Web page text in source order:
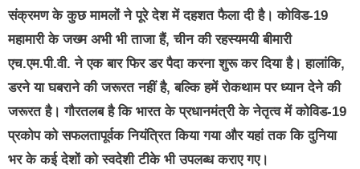
संक्रमण के कुछ मामलों ने पूरे देश में दहशत फैला दी है। कोविड-19
महामारी के जख्म अभी भी ताजा हैं, चीन की रहस्यमयी बीमारी
एच.एम.पी.वी. ने एक बार फिर डर पैदा करना शुरू कर दिया है। हालांकि,
डरने या घबराने की जरूरत नहीं है, बल्कि हमें रोकथाम पर ध्यान देने की
जरूरत है। गौरतलब है कि भारत के प्रधानमंत्री के नेतृत्व में कोविड-19
प्रकोप को सफलतापूर्वक नियंत्रित किया गया और यहां तक कि दुनिया
भर के कई देशों को स्वदेशी टीके भी उपलब्ध कराए गए।